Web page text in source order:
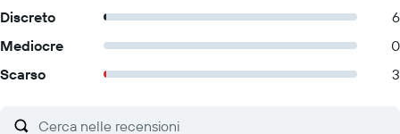
Discreto
6
Mediocre
0
Scarso
3